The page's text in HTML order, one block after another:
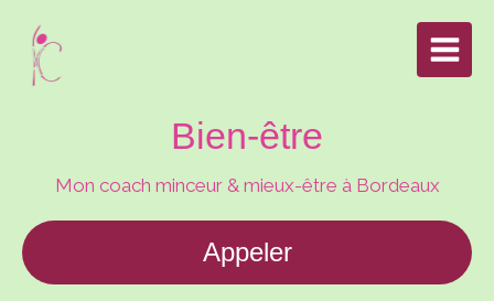
Bien-être
Mon coach minceur & mieux-être à Bordeaux
Appeler